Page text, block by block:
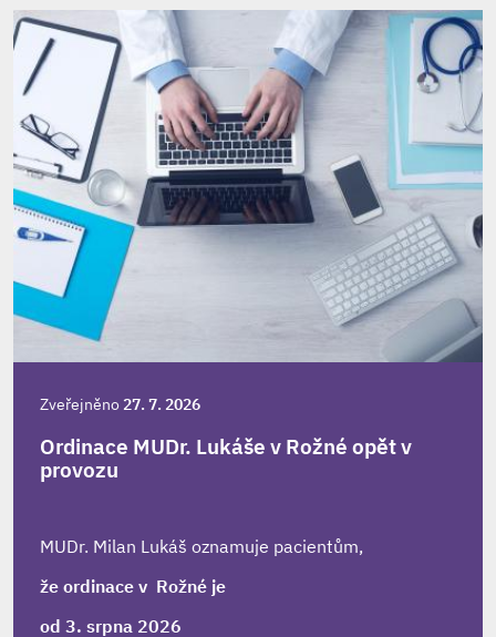
Zveřejněno27. 7. 2026
Ordinace MUDr. Lukáše v Rožné opět v
provozu
MUDr. Milan Lukáš oznamuje pacientům,
že ordinace v Rožné je
od 3. srpna 2026